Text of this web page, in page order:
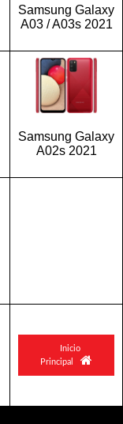
Samsung Galaxy
A03 / A03s 2021
Samsung Galaxy
A02s 2021
Inicio
Principal 